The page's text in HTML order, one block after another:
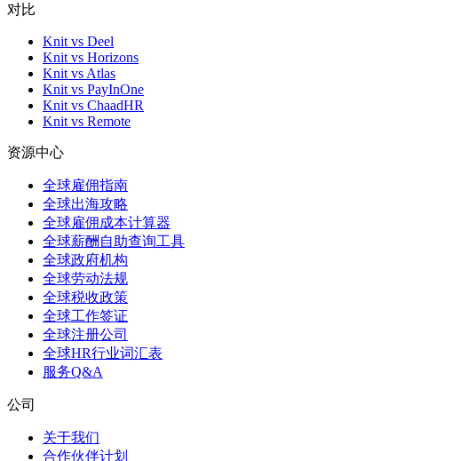
对比
Knit vs Deel
Knit vs Horizons
Knit vs Atlas
Knit vs PayInOne
Knit vs ChaadHR
Knit vs Remote
资源中心
全球雇佣指南
全球出海攻略
全球雇佣成本计算器
全球薪酬自助查询工具
全球政府机构
全球劳动法规
全球税收政策
全球工作签证
全球注册公司
全球HR行业词汇表
服务Q&A
公司
关于我们
合作伙伴计划